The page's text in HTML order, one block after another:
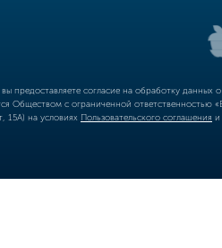
, вы предоставляете согласие на обработку
Обществом с ограниченной
15А) на условиях Пользовательского соглашения и